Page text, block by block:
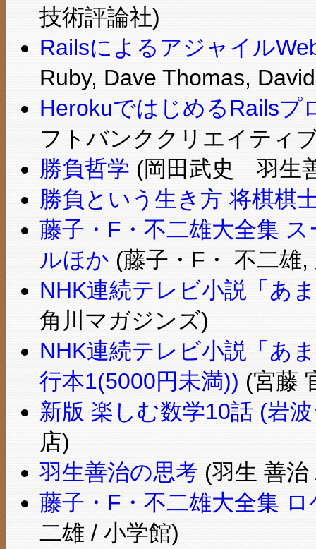
技術評論社)
Railsによるアジャイル
Ruby, Dave Thomas,
HerokuではじめるRailsプ
フトバンククリエイティ
勝負哲学 (岡田武史 羽生
勝負という生き方 将棋棋
藤子・F・不二雄大全集
ルほか (藤子・F・ 不二雄
NHK連続テレビ小説「あ
角川マガジンズ)
NHK連続テレビ小説「あ
行本1(5000円未満)) (宮藤
新版 楽しむ数学10話 (岩
店)
羽生善治の思考 (羽生 善
藤子・F・不二雄大全集
二雄 / 小学館)